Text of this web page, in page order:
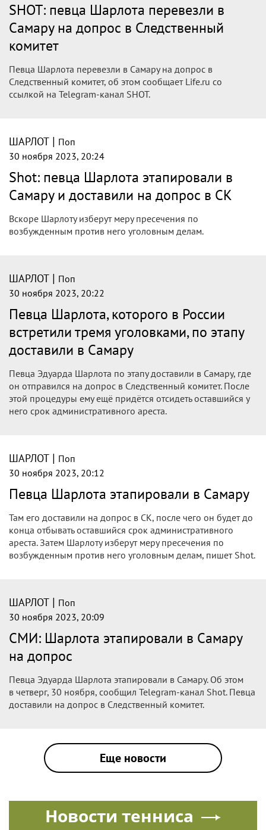
SHOT: певца Шарлота перевезли в
Самару на допрос в Следственный
комитет
Певца Шарлота перевезли в Самару на допрос в
Следственный комитет, об этом сообщает Life.ru со
ссылкой на Telegram-канал SHOT.
ШАРЛОТ | Поп
30 ноября 2023, 20:24
Shot: певца Шарлота этапировали в
Самару и доставили на допрос в СК
Вскоре Шарлоту изберут меру пресечения по
возбужденным против него уголовным делам.
ШАРЛОТ | Поп
30 ноября 2023, 20:22
Певца Шарлота, которого в России
встретили тремя уголовками, по этапу
доставили в Самару
Певца Эдуарда Шарлота по этапу доставили в Самару, где
он отправился на допрос в Следственный комитет. После
этой процедуры ему ещё придётся отсидеть оставшийся у
него срок административного ареста.
ШАРЛОТ | Поп
30 ноября 2023, 20:12
Певца Шарлота этапировали в Самару
Там его доставили на допрос в СК, после чего он будет до
конца отбывать оставшийся срок административного
ареста. Затем Шарлоту изберут меру пресечения по
возбужденным против него уголовным делам, пишет Shot.
ШАРЛОТ | Поп
30 ноября 2023, 20:09
СМИ: Шарлота этапировали в Самару
на допрос
Певца Эдуарда Шарлота этапировали в Самару. Об этом
в четверг, 30 ноября, сообщил Telegram-канал Shot. Певца
доставили на допрос в Следственный комитет.
Еще новости
Новости тенниса